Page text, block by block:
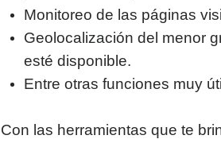
Monitoreo de las páginas
Geolocalización del menor
esté disponible.
Entre otras funciones muy
Con las herramientas que te